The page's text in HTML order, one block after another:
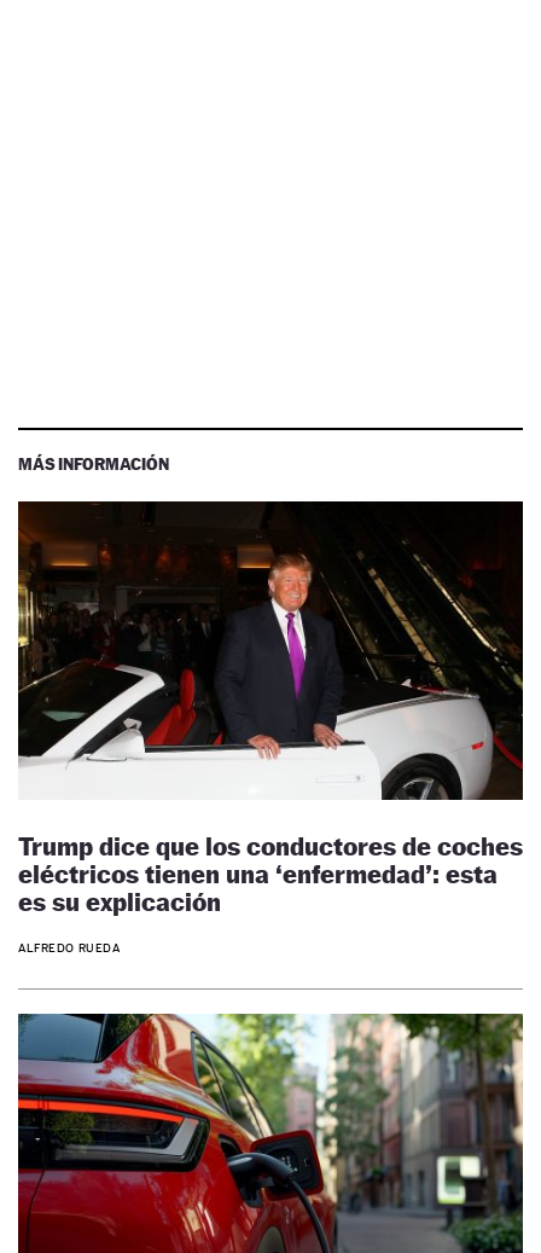
MÁS INFORMACIÓN
Trump dice que los conductores de coches
eléctricos tienen una ‘enfermedad’: esta
es su explicación
ALFREDO RUEDA